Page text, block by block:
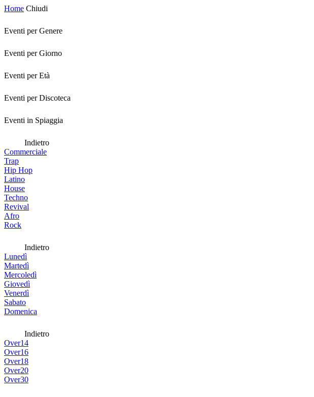
Home Chiudi
Eventi per Genere
Eventi per Giorno
Eventi per Età
Eventi per Discoteca
Eventi in Spiaggia
Indietro
Commerciale
Trap
Hip Hop
Latino
House
Techno
Revival
Afro
Rock
Indietro
Lunedì
Martedì
Mercoledì
Giovedì
Venerdì
Sabato
Domenica
Indietro
Over14
Over16
Over18
Over20
Over30